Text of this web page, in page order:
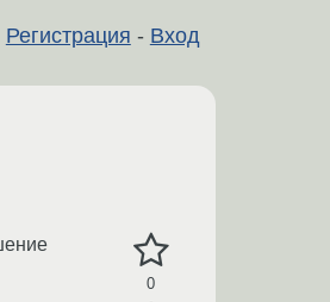
Регистрация - Вход
0